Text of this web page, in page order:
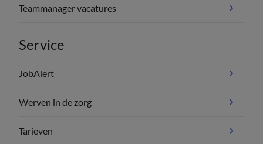
Teammanager vacatures
Service
JobAlert
Werven in de zorg
Tarieven